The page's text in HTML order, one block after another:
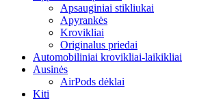
Apsauginiai stikliukai
Apyrankės
Krovikliai
Originalus priedai
Automobiliniai krovikliai-laikikliai
Ausinės
AirPods dėklai
Kiti